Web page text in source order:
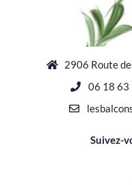
2906 Route
06 18 63
Suivez-